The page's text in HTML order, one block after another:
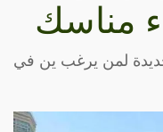
مناسك
لمن يرغب ين في